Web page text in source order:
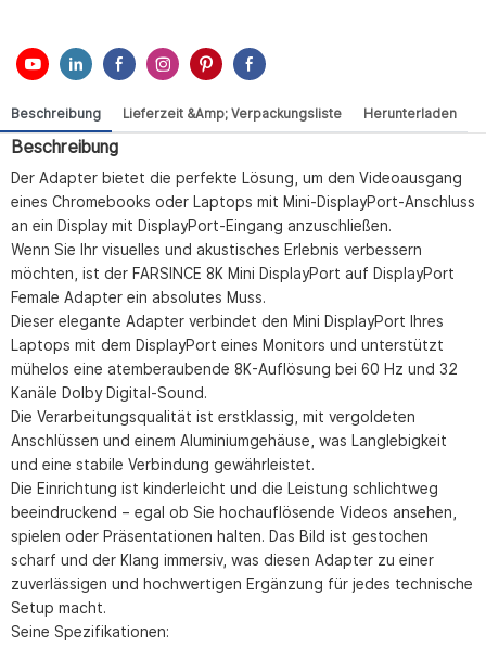
Beschreibung Lieferzeit &amp; Verpackungsliste Herunterladen
Beschreibung
Der Adapter bietet die perfekte Lösung, um den Videoausgang
eines Chromebooks oder Laptops mit Mini-DisplayPort-Anschluss
an ein Display mit DisplayPort-Eingang anzuschließen.
Wenn Sie Ihr visuelles und akustisches Erlebnis verbessern
möchten, ist der FARSINCE 8K Mini DisplayPort auf DisplayPort
Female Adapter ein absolutes Muss.
Dieser elegante Adapter verbindet den Mini DisplayPort Ihres
Laptops mit dem DisplayPort eines Monitors und unterstützt
mühelos eine atemberaubende 8K-Auflösung bei 60 Hz und 32
Kanäle Dolby Digital-Sound.
Die Verarbeitungsqualität ist erstklassig, mit vergoldeten
Anschlüssen und einem Aluminiumgehäuse, was Langlebigkeit
und eine stabile Verbindung gewährleistet.
Die Einrichtung ist kinderleicht und die Leistung schlichtweg
beeindruckend – egal ob Sie hochauflösende Videos ansehen,
spielen oder Präsentationen halten. Das Bild ist gestochen
scharf und der Klang immersiv, was diesen Adapter zu einer
zuverlässigen und hochwertigen Ergänzung für jedes technische
Setup macht.
Seine Spezifikationen: